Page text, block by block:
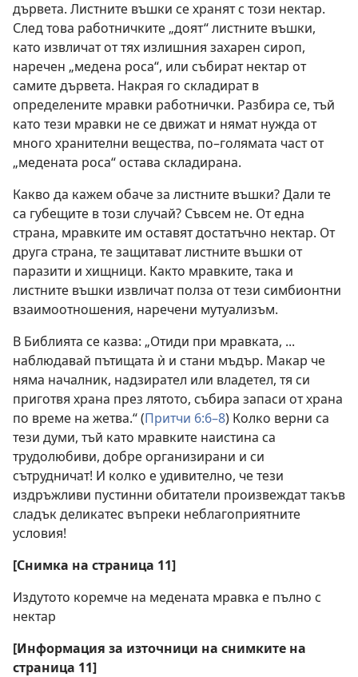
дървета. Листните въшки се хранят с този нектар.
След това работничките „доят“ листните въшки,
като извличат от тях излишния захарен сироп,
наречен „медена роса“, или събират нектар от
самите дървета. Накрая го складират в
определените мравки работнички. Разбира се, тъй
като тези мравки не се движат и нямат нужда от
много хранителни вещества, по–голямата част от
„медената роса“ остава складирана.
Какво да кажем обаче за листните въшки? Дали те
са губещите в този случай? Съвсем не. От една
страна, мравките им оставят достатъчно нектар. От
друга страна, те защитават листните въшки от
паразити и хищници. Както мравките, така и
листните въшки извличат полза от тези симбионтни
взаимоотношения, наречени мутуализъм.
В Библията се казва: „Отиди при мравката, ...
наблюдавай пътищата ѝ и стани мъдър. Макар че
няма началник, надзирател или владетел, тя си
приготвя храна през лятото, събира запаси от храна
по време на жетва.“ (Притчи 6:6–8) Колко верни са
тези думи, тъй като мравките наистина са
трудолюбиви, добре организирани и си
сътрудничат! И колко е удивително, че тези
издръжливи пустинни обитатели произвеждат такъв
сладък деликатес въпреки неблагоприятните
условия!
[Снимка на страница 11]
Издутото коремче на медената мравка е пълно с
нектар
[Информация за източници на снимките на
страница 11]